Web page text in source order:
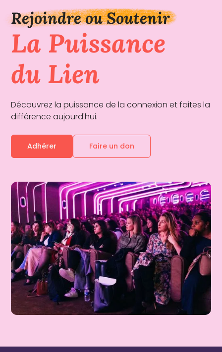
Rejoindre ou Soutenir
La Puissance
du Lien
Découvrez la puissance de la connexion et faites la
différence aujourd'hui.
Adhérer Faire un don